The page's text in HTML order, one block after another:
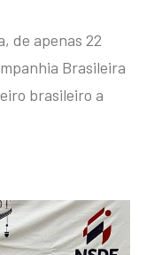
de apenas 22
Brasileira
brasileiro a